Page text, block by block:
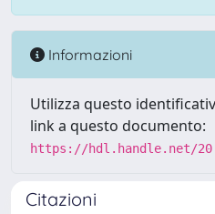
Informazioni
Utilizza questo
link a questo documento:
https://hdl.handle.net/
Citazioni